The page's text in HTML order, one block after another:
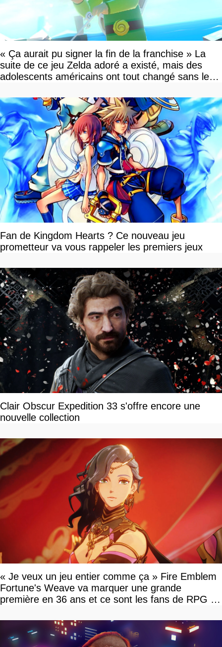
« Ça aurait pu signer la fin de la franchise » La
suite de ce jeu Zelda adoré a existé, mais des
adolescents américains ont tout changé sans le
Fan de Kingdom Hearts ? Ce nouveau jeu
prometteur va vous rappeler les premiers jeux
Clair Obscur Expedition 33 s'offre encore une
nouvelle collection
« Je veux un jeu entier comme ça » Fire Emblem
Fortune's Weave va marquer une grande
première en 36 ans et ce sont les fans de RPG en